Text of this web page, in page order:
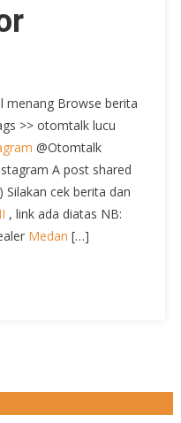
Browse berita
>> otomtalk lucu
@Otomtalk
A post shared
cek berita dan
, link ada diatas NB:
Medan […]